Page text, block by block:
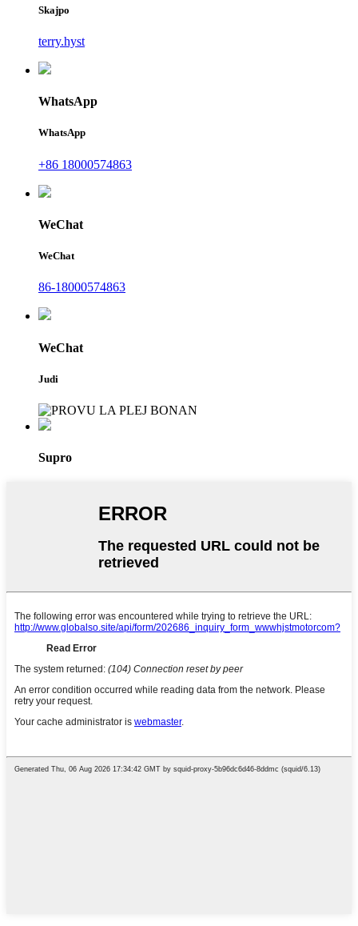
Skajpo
terry.hyst
WhatsApp
WhatsApp
+86 18000574863
WeChat
WeChat
86-18000574863
WeChat
Judi
Supro